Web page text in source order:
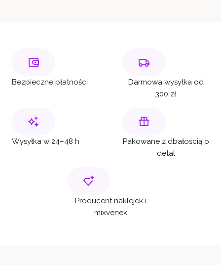
Bezpieczne płatności
Darmowa wysyłka od
300 zł
Wysyłka w 24–48 h
Pakowane z dbałością o
detal
Producent naklejek i
mixvenek